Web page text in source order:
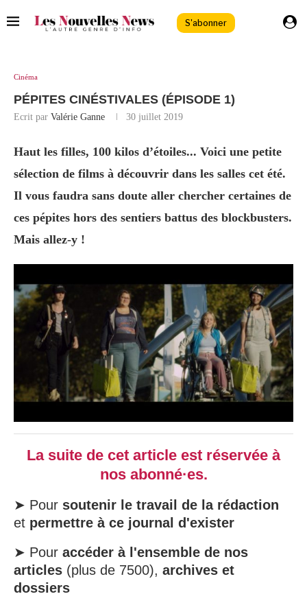
S'abonner
Cinéma
PÉPITES CINÉSTIVALES (ÉPISODE 1)
Ecrit par Valérie Ganne 30 juillet 2019
Haut les filles, 100 kilos d’étoiles... Voici une petite
sélection de films à découvrir dans les salles cet été.
Il vous faudra sans doute aller chercher certaines de
ces pépites hors des sentiers battus des blockbusters.
Mais allez-y !
La suite de cet article est réservée à
nos abonné·es.
➤ Pour soutenir le travail de la rédaction
et permettre à ce journal d'exister
➤ Pour accéder à l'ensemble de nos
articles (plus de 7500), archives et
dossiers